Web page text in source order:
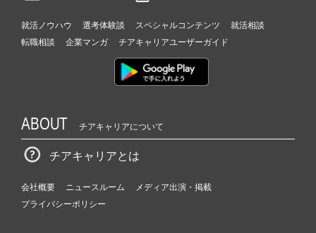
就活ノウハウ 選考体験談 スペシャルコンテンツ
就活相談
転職相談
企業マンガ チアキャリアユーザーガイド
ABOUT チアキャリアについて
チアキャリアとは
会社概要 ニュースルーム
メディア出演・掲載
プライバシーポリシー